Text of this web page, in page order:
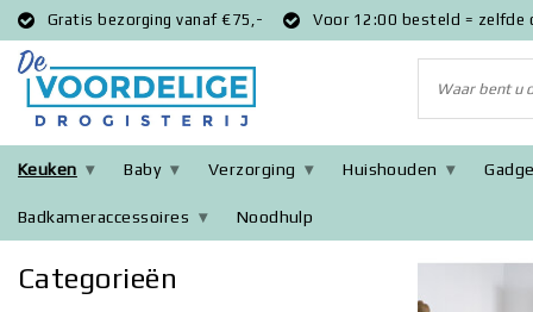
Gratis bezorging vanaf €75,- Voor 12:00 besteld = zelfde
Keuken Baby Verzorging Huishouden
Badkameraccessoires Noodhulp
Terug naar home|Keuken
Categorieën